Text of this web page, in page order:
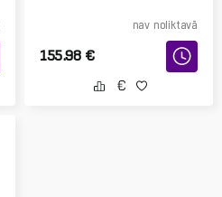
nav noliktavā
155.98 €